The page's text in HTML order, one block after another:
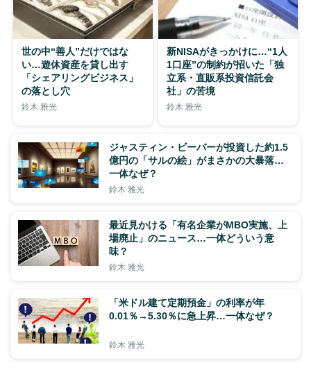
世の中“善人”だけではな
い…遊休資産を貸し出す
「シェアリングビジネス」
の落とし穴
鈴木 雅光
新NISAがきっかけに…“1人
1口座”の制約が招いた「独
立系・直販系投資信託会
社」の苦境
鈴木 雅光
ジャスティン・ビーバーが投資した約1.5
億円の「サルの絵」がまさかの大暴落…
一体なぜ？
鈴木 雅光
最近見かける「有名企業がMBO実施、上
場廃止」のニュース…一体どういう意
味？
鈴木 雅光
「米ドル建て定期預金」の利率が年
0.01％→5.30％に急上昇…一体なぜ？
鈴木 雅光